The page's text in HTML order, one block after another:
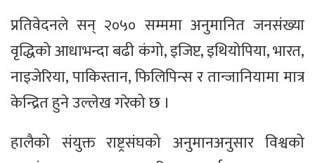
प्रतिवेदनले सन् २०५० सम्ममा अनुमानित जनसंख्या
वृद्धिको आधाभन्दा बढी कंगो, इजिप्ट, इथियोपिया, भारत,
नाइजेरिया, पाकिस्तान, फिलिपिन्स र तान्जानियामा मात्र
केन्द्रित हुने उल्लेख गरेको छ ।
हालैको संयुक्त राष्ट्रसंघको अनुमानअनुसार विश्वको